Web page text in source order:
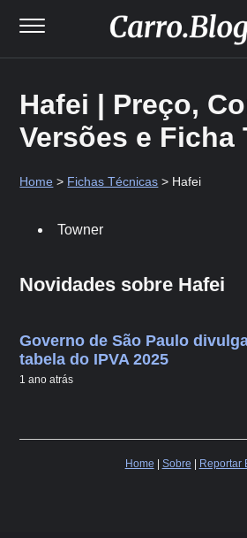
Hafei | Preço,
Versões e Ficha
Home > Fichas Técnicas > Hafei
Towner
Novidades sobre Hafei
Governo de São Paulo
tabela do IPVA 2025
1 ano atrás
Home | Sobre | Reportar